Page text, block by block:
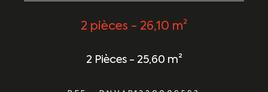
2 pièces - 26,10 m²
2 Pièces - 25,60 m²